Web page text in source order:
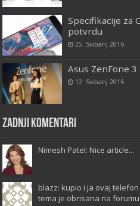
Specifikacije za
potvrdu
25. Svibanj 2016
Asus ZenFone
12. Svibanj 2016
Zadnji komentari
Nimesh Patel: Nice article...
blazz: kupio i ja ovaj
tema je obrisana na forumu